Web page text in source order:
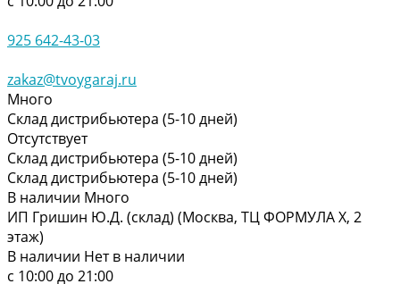
925 642-43-03
zakaz@tvoygaraj.ru
Много
Склад дистрибьютера (5-10 дней)
Отсутствует
Склад дистрибьютера (5-10 дней)
Склад дистрибьютера (5-10 дней)
В наличии Много
ИП Гришин Ю.Д. (склад) (Москва, ТЦ ФОРМУЛА Х, 2
этаж)
В наличии Нет в наличии
с 10:00 до 21:00